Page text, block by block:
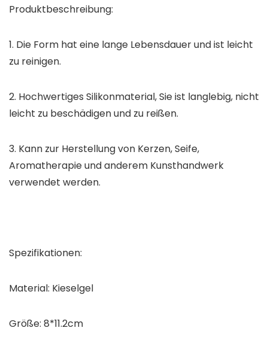
Produktbeschreibung:
1. Die Form hat eine lange Lebensdauer und ist leicht
zu reinigen.
2. Hochwertiges Silikonmaterial, Sie ist langlebig, nicht
leicht zu beschädigen und zu reißen.
3. Kann zur Herstellung von Kerzen, Seife,
Aromatherapie und anderem Kunsthandwerk
verwendet werden.
Spezifikationen:
Material: Kieselgel
Größe: 8*11.2cm